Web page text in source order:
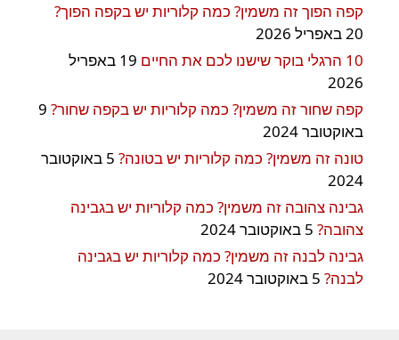
קפה הפוך זה משמין? כמה קלוריות יש בקפה הפוך?
20 באפריל 2026
10 הרגלי בוקר שישנו לכם את החיים
19 באפריל
2026
קפה שחור זה משמין? כמה קלוריות יש בקפה שחור? 9
באוקטובר 2024
טונה זה משמין? כמה קלוריות יש בטונה?
5 באוקטובר
2024
גבינה צהובה זה משמין? כמה קלוריות יש בגבינה
צהובה? 5 באוקטובר 2024
גבינה לבנה זה משמין? כמה קלוריות יש בגבינה
לבנה? 5 באוקטובר 2024